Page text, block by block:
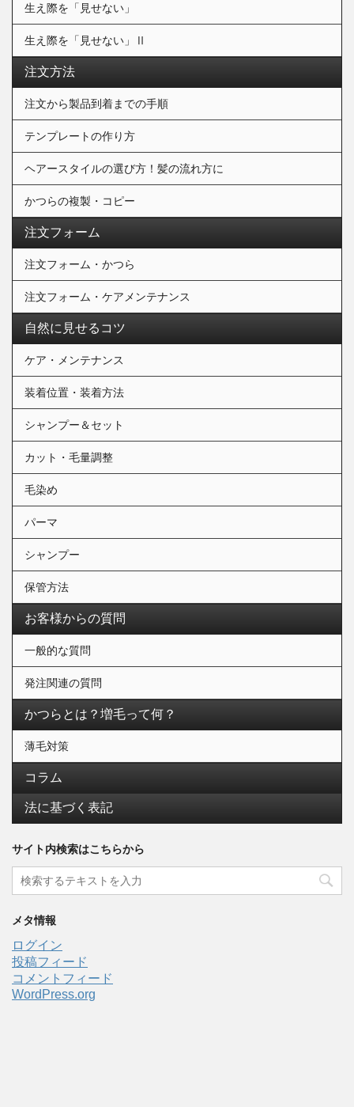
生え際を「見せない」
生え際を「見せない」Ⅱ
注文方法
注文から製品到着までの手順
テンプレートの作り方
ヘアースタイルの選び方！髪の流れ方に
かつらの複製・コピー
注文フォーム
注文フォーム・かつら
注文フォーム・ケアメンテナンス
自然に見せるコツ
ケア・メンテナンス
装着位置・装着方法
シャンプー＆セット
カット・毛量調整
毛染め
パーマ
シャンプー
保管方法
お客様からの質問
一般的な質問
発注関連の質問
かつらとは？増毛って何？
薄毛対策
コラム
法に基づく表記
サイト内検索はこちらから
メタ情報
ログイン
投稿フィード
コメントフィード
WordPress.org